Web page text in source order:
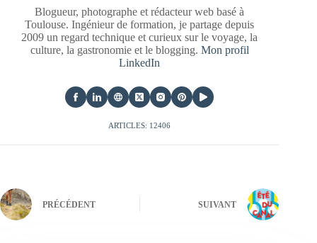
Blogueur, photographe et rédacteur web basé à
Toulouse. Ingénieur de formation, je partage depuis
2009 un regard technique et curieux sur le voyage, la
culture, la gastronomie et le blogging. Mon profil
LinkedIn
ARTICLES: 12406
PRÉCÉDENT SUIVANT